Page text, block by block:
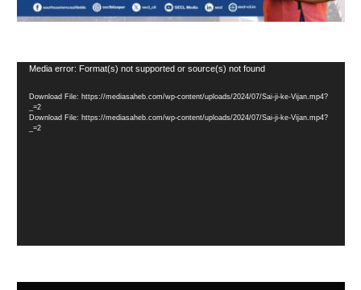
Video
Media error: Format(s) not supported or source(s) not found
Download File: https://mediasaheb.com/wp-content/uploads/2024/07/Sai-ji-ke-Vijan.mp4?
_=2
Download File: https://mediasaheb.com/wp-content/uploads/2024/07/Sai-ji-ke-Vijan.mp4?
_=2